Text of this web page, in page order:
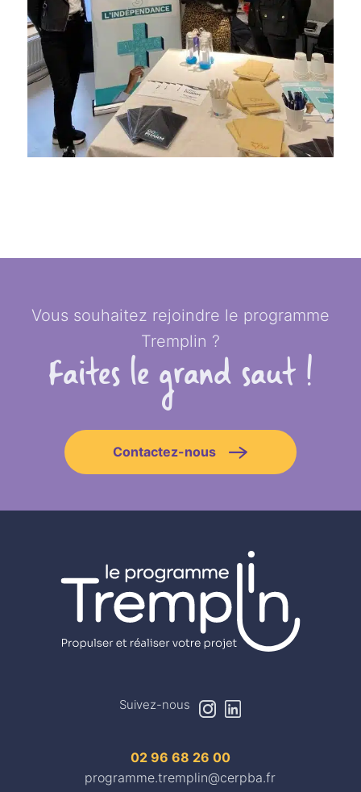
Vous souhaitez rejoindre le programme
Tremplin ?
Faites le grand saut !
Contactez-nous
Suivez-nous h m
02 96 68 26 00
programme.tremplin@cerpba.fr